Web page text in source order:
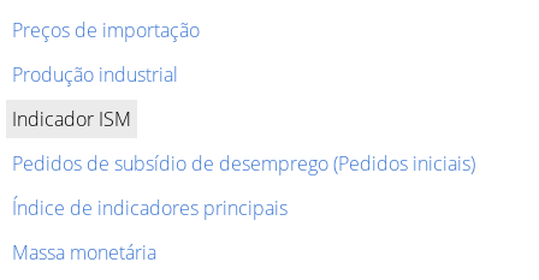
Preços de importação
Produção industrial
Indicador ISM
Pedidos de subsídio de desemprego (Pedidos iniciais)
Índice de indicadores principais
Massa monetária